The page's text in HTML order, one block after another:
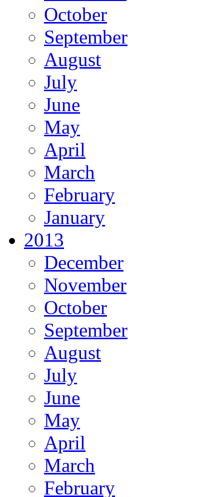
October
September
August
July
June
May
April
March
February
January
2013
December
November
October
September
August
July
June
May
April
March
February